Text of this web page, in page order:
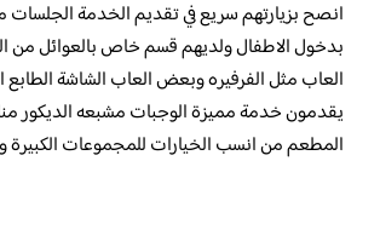
انصح بزيارتهم سريع في تقديم الخدمة
بدخول الاطفال ولديهم قسم خاص بالعوائل من
العاب مثل الفرفيره وبعض العاب الشاشة الطابع
يقدمون خدمة مميزة الوجبات مشبعه الديكور
المطعم من انسب الخيارات للمجموعات